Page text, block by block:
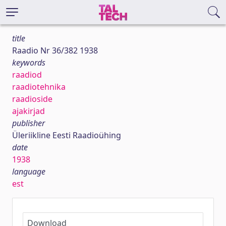
title
Raadio Nr 36/382 1938
keywords
raadiod
raadiotehnika
raadioside
ajakirjad
publisher
Üleriikline Eesti Raadioühing
date
1938
language
est
Download